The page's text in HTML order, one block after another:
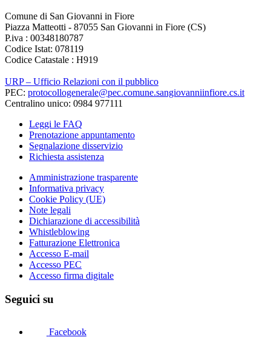
Comune di San Giovanni in Fiore
Piazza Matteotti - 87055 San Giovanni in Fiore (CS)
P.iva : 00348180787
Codice Istat: 078119
Codice Catastale : H919
URP – Ufficio Relazioni con il pubblico
PEC: protocollogenerale@pec.comune.sangiovanniinfiore.cs.it
Centralino unico: 0984 977111
Leggi le FAQ
Prenotazione appuntamento
Segnalazione disservizio
Richiesta assistenza
Amministrazione trasparente
Informativa privacy
Cookie Policy (UE)
Note legali
Dichiarazione di accessibilità
Whistleblowing
Fatturazione Elettronica
Accesso E-mail
Accesso PEC
Accesso firma digitale
Seguici su
Facebook